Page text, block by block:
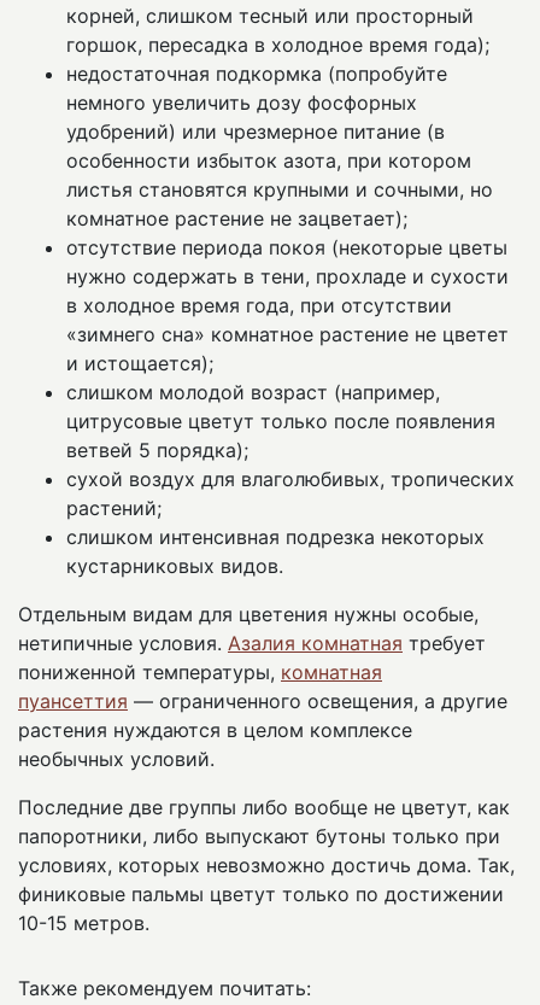
корней, слишком тесный или просторный
горшок, пересадка в холодное время года);
недостаточная подкормка (попробуйте
немного увеличить дозу фосфорных
удобрений) или чрезмерное питание (в
особенности избыток азота, при котором
листья становятся крупными и сочными, но
комнатное растение не зацветает);
отсутствие периода покоя (некоторые цветы
нужно содержать в тени, прохладе и сухости
в холодное время года, при отсутствии
«зимнего сна» комнатное растение не цветет
и истощается);
слишком молодой возраст (например,
цитрусовые цветут только после появления
ветвей 5 порядка);
сухой воздух для влаголюбивых, тропических
растений;
слишком интенсивная подрезка некоторых
кустарниковых видов.
Отдельным видам для цветения нужны особые,
нетипичные условия. Азалия комнатная требует
пониженной температуры, комнатная
пуансеттия — ограниченного освещения, а другие
растения нуждаются в целом комплексе
необычных условий.
Последние две группы либо вообще не цветут, как
папоротники, либо выпускают бутоны только при
условиях, которых невозможно достичь дома. Так,
финиковые пальмы цветут только по достижении
10-15 метров.
Также рекомендуем почитать: